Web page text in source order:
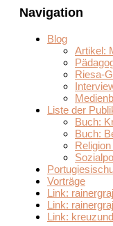
Navigation
Blog
Artikel:
Riesa-
Liste der
Buch:
Buch:
Vorträge
Link:
Link:
Link: